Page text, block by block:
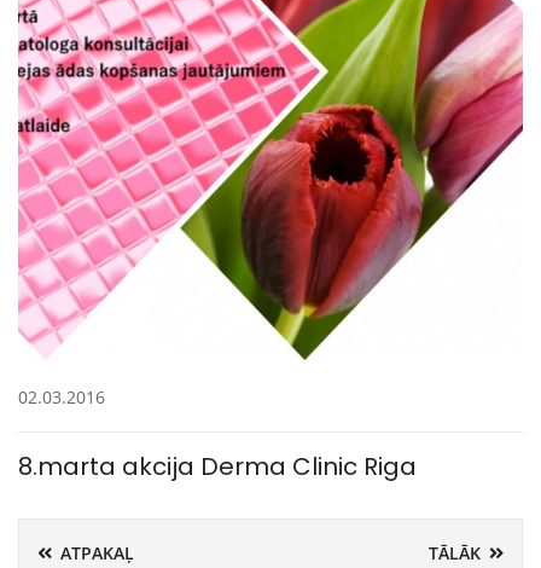
02.03.2016
8.marta akcija Derma Clinic Riga
ATPAKAĻ TĀLĀK